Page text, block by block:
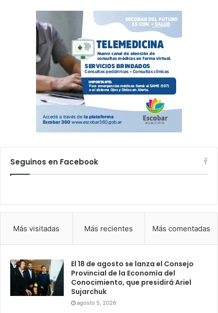
Seguinos en Facebook
Más visitadas Más recientes Más comentadas
El 18 de agosto se lanza el Consejo
Provincial de la Economía del
Conocimiento, que presidirá Ariel
Sujarchuk
agosto 5, 2026